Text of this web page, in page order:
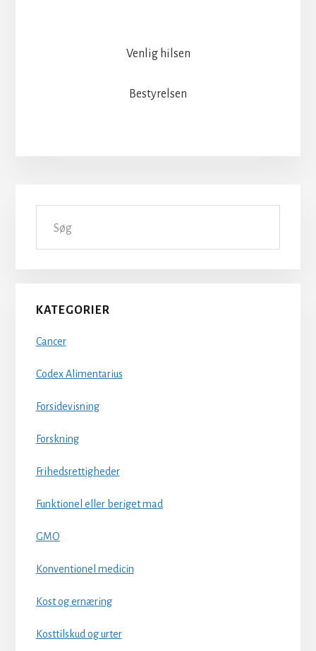
Venlig hilsen
Bestyrelsen
Primær
Sidebar
KATEGORIER
Cancer
Codex Alimentarius
Forsidevisning
Forskning
Frihedsrettigheder
Funktionel eller beriget mad
GMO
Konventionel medicin
Kost og ernæring
Kosttilskud og urter